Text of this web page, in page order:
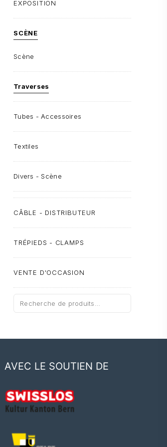
EXPOSITION
SCÈNE
Scène
Traverses
Tubes - Accessoires
Textiles
Divers - Scène
CÂBLE - DISTRIBUTEUR
TRÉPIEDS - CLAMPS
VENTE D'OCCASION
Recherche
pour :
AVEC LE SOUTIEN DE